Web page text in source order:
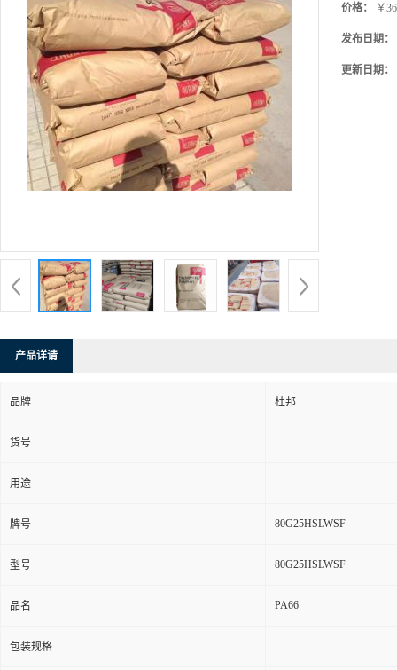
价格： ￥
发布日期：
更新日期：
产品详请
品牌 杜邦
货号
用途
牌号 80G25HSLWSF
型号 80G25HSLWSF
品名 PA66
包装规格